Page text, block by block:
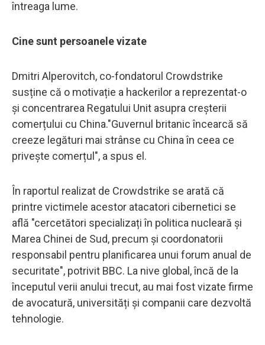
întreaga lume.
Cine sunt persoanele vizate
Dmitri Alperovitch, co-fondatorul Crowdstrike
susține că o motivație a hackerilor a reprezentat-o
și concentrarea Regatului Unit asupra creșterii
comerțului cu China."Guvernul britanic încearcă să
creeze legături mai strânse cu China în ceea ce
privește comerțul", a spus el.
În raportul realizat de Crowdstrike se arată că
printre victimele acestor atacatori cibernetici se
află "cercetători specializați în politica nucleară și
Marea Chinei de Sud, precum și coordonatorii
responsabil pentru planificarea unui forum anual de
securitate", potrivit BBC. La nive global, încă de la
începutul verii anului trecut, au mai fost vizate firme
de avocatură, universități și companii care dezvoltă
tehnologie.